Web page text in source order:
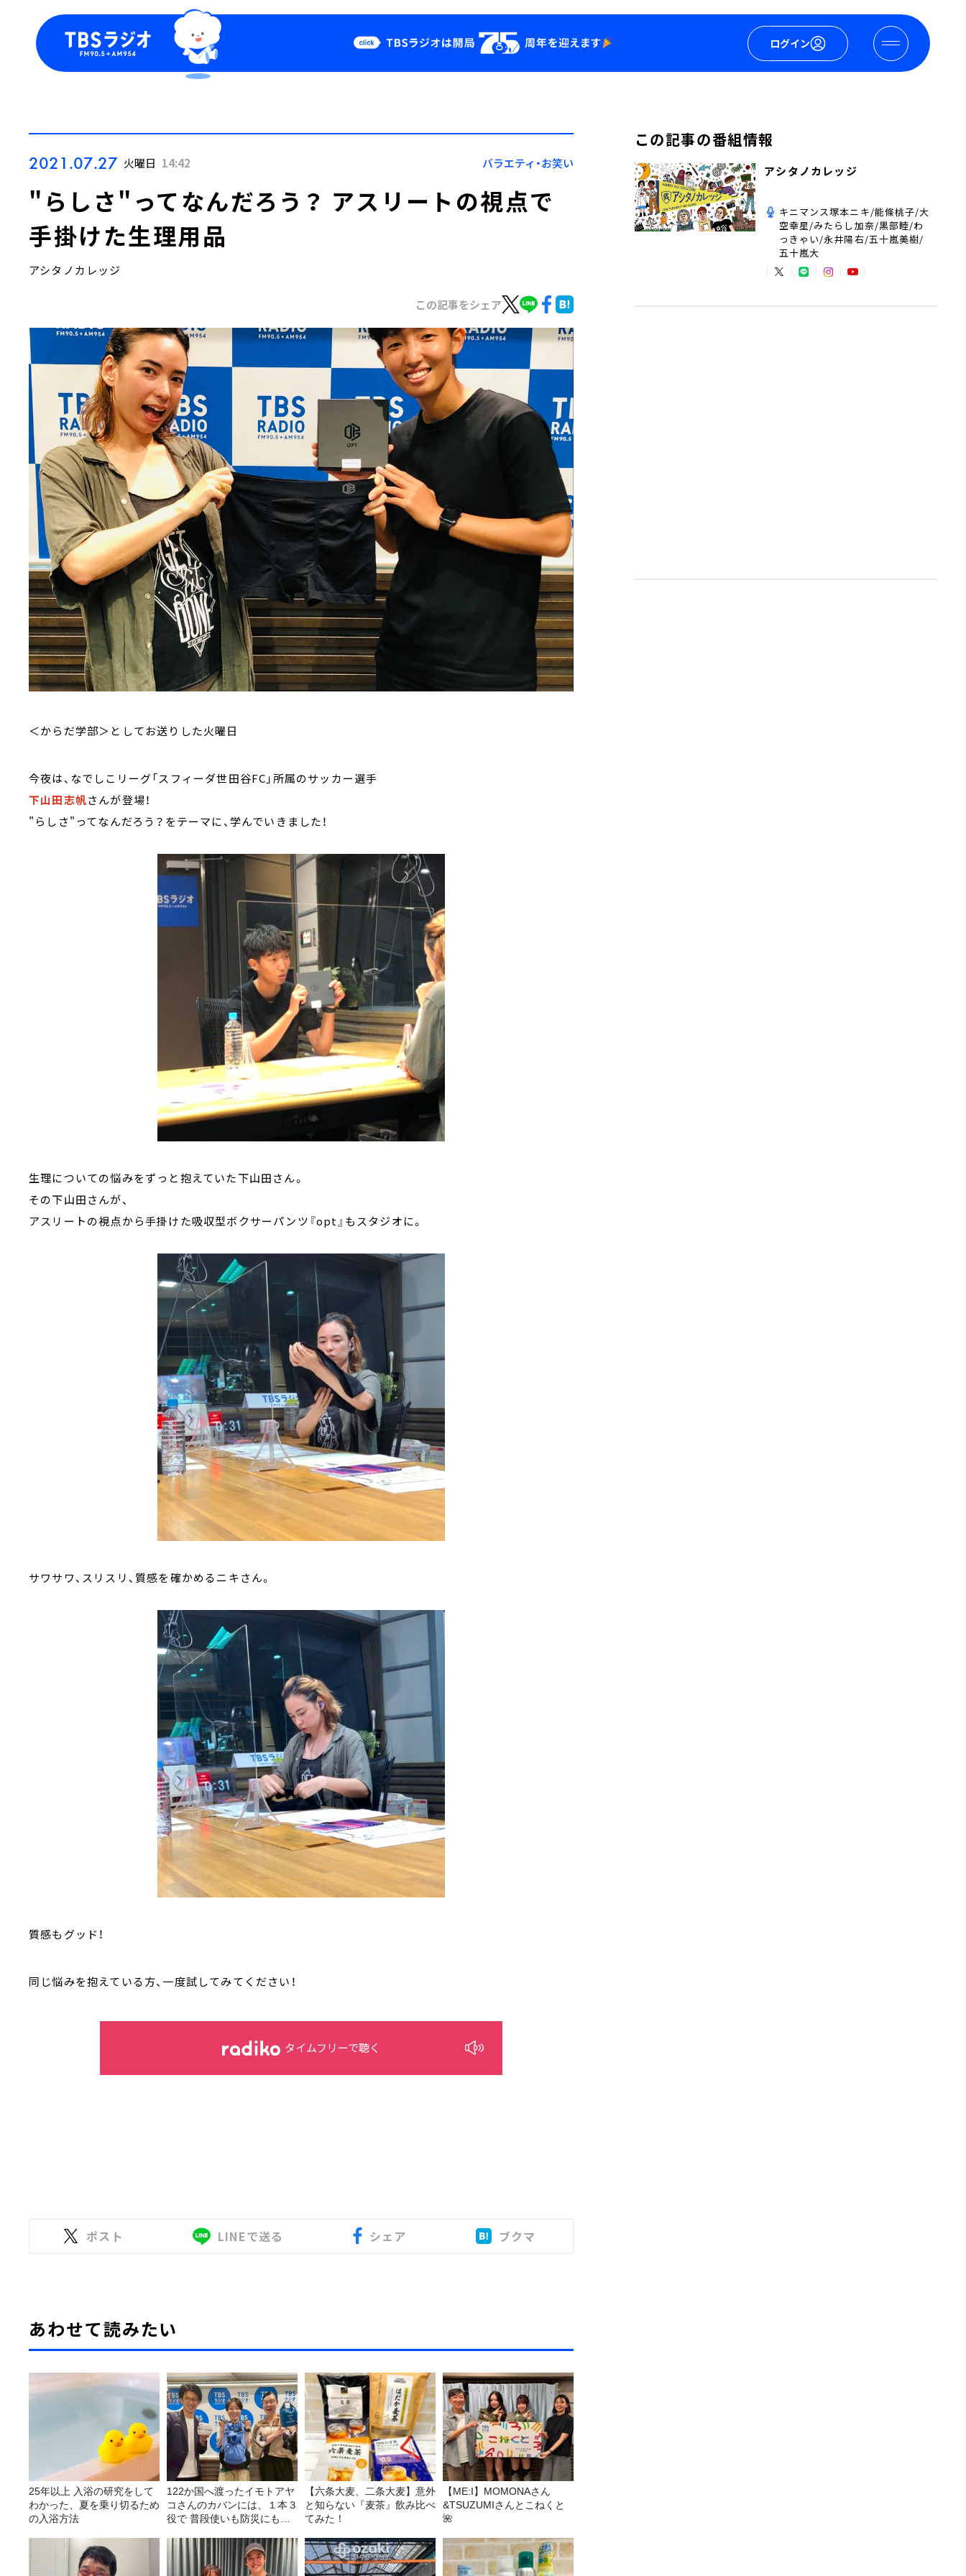
ログイン
Podcast
YouTube
会社情報
2021.07.27 火曜日 14:42 バラエティ・お笑い
"らしさ"ってなんだろう？ アスリートの視点で
手掛けた生理用品
アシタノカレッジ
この記事をシェア
＜からだ学部＞としてお送りした火曜日
今夜は、なでしこリーグ「スフィーダ世田谷FC」所属のサッカー選手
下山田志帆さんが登場！
"らしさ"ってなんだろう？をテーマに、学んでいきました！
生理についての悩みをずっと抱えていた下山田さん。
その下山田さんが、
アスリートの視点から手掛けた吸収型ボクサーパンツ『opt』もスタジオに。
サワサワ、スリスリ、質感を確かめるニキさん。
質感もグッド！
同じ悩みを抱えている方、一度試してみてください！
タイムフリーで聴く
ポスト LINEで送る シェア ブクマ
あわせて読みたい
25年以上 入浴の研究をして
わかった、夏を乗り切るため
の入浴方法
122か国へ渡ったイモトアヤ
コさんのカバンには、１本３
役で 普段使いも防災にもな
【六条大麦、二条大麦】意外
と知らない『麦茶』飲み比べ
てみた！
【ME:I】MOMONAさん
&TSUZUMIさんとこねくと
🌺
この記事の番組情報
アシタノカレッジ
キニマンス塚本ニキ/能條桃子/大
空幸星/みたらし加奈/黒部睦/わ
っきゃい/永井陽右/五十嵐美樹/
五十嵐大